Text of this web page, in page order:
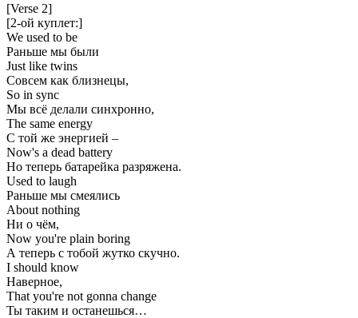
[Verse 2]
[2-ой куплет:]
We used to be
Раньше мы были
Just like twins
Совсем как близнецы,
So in sync
Мы всё делали синхронно,
The same energy
С той же энергией –
Now's a dead battery
Но теперь батарейка разряжена.
Used to laugh
Раньше мы смеялись
About nothing
Ни о чём,
Now you're plain boring
А теперь с тобой жутко скучно.
I should know
Наверное,
That you're not gonna change
Ты таким и останешься…